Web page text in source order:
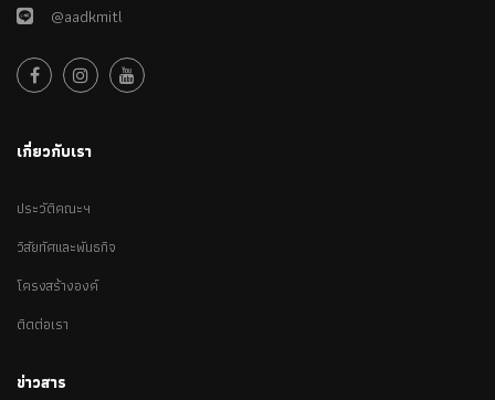
@aadkmitl
เกี่ยวกับเรา
ประวัติคณะฯ
วิสัยทัศและพันธกิจ
โครงสร้างองค์
ติดต่อเรา
ข่าวสาร